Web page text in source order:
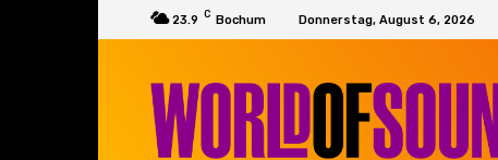
23.9 C Bochum Donnerstag, August 6, 2026